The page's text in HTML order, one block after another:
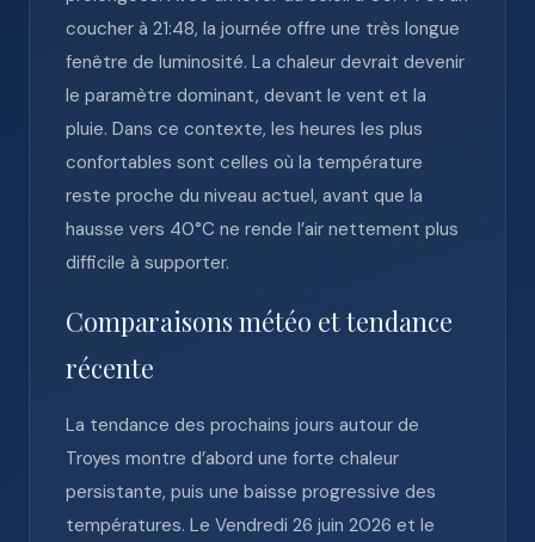
coucher à 21:48, la journée offre une très longue
fenêtre de luminosité. La chaleur devrait devenir
le paramètre dominant, devant le vent et la
pluie. Dans ce contexte, les heures les plus
confortables sont celles où la température
reste proche du niveau actuel, avant que la
hausse vers 40°C ne rende l’air nettement plus
difficile à supporter.
Comparaisons météo et tendance
récente
La tendance des prochains jours autour de
Troyes montre d’abord une forte chaleur
persistante, puis une baisse progressive des
températures. Le Vendredi 26 juin 2026 et le